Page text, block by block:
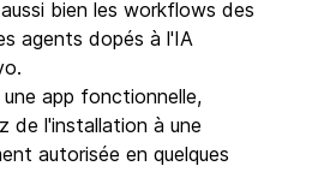
bien les workflows des
agents dopés à l'IA
app fonctionnelle,
de l'installation à une
autorisée en quelques